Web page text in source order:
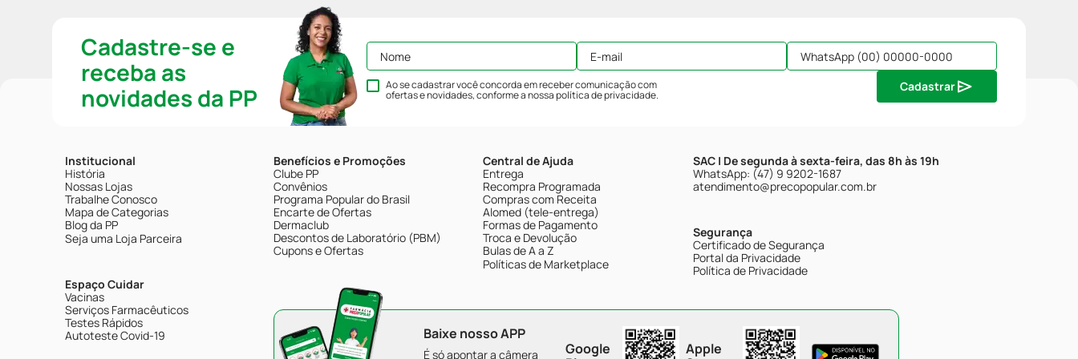
Cadastre-se e
receba as
novidades da PP
Ao se cadastrar você concorda em receber comunicação com
ofertas e novidades, conforme a nossapolítica de privacidade.
Cadastrar
Institucional
História
Nossas Lojas
Trabalhe Conosco
Mapa de Categorias
Blog da PP
Seja uma Loja Parceira
Espaço Cuidar
Vacinas
Serviços Farmacêuticos
Testes Rápidos
Autoteste Covid-19
Benefícios e Promoções
Clube PP
Convênios
Programa Popular do Brasil
Encarte de Ofertas
Dermaclub
Descontos de Laboratório (PBM)
Cupons e Ofertas
Central de Ajuda
Entrega
Recompra Programada
Compras com Receita
Alomed (tele-entrega)
Formas de Pagamento
Troca e Devolução
Bulas de A a Z
Políticas de Marketplace
SAC | De segunda à sexta-feira, das 8h às 19h
WhatsApp: (47) 9 9202-1687
atendimento@precopopular.com.br
Segurança
Certificado de Segurança
Portal da Privacidade
Política de Privacidade
Baixe nosso APP
É só apontar a câmera
Google
Apple